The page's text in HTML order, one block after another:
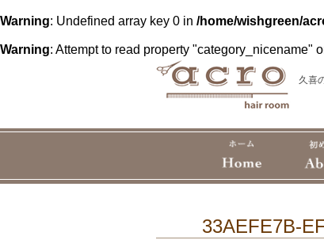
Warning: Undefined array key 0 in /home/wishgreen/
Warning: Attempt to read property "category_nicename"
久喜
33AEFE7B-